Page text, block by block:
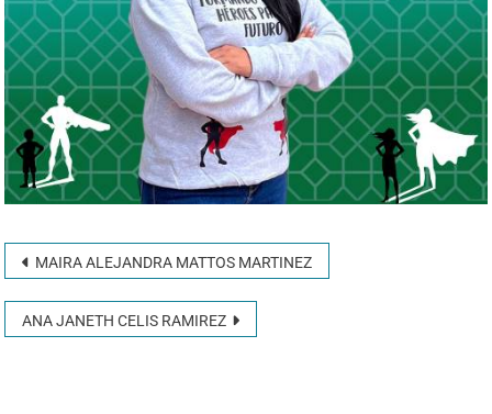
MAIRA ALEJANDRA MATTOS MARTINEZ
ANA JANETH CELIS RAMIREZ